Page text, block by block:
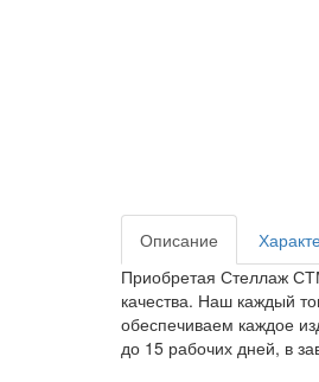
Описание
Приобретая Стеллаж
качества. Наш каждый
обеспечиваем каждое
до 15 рабочих дней, в